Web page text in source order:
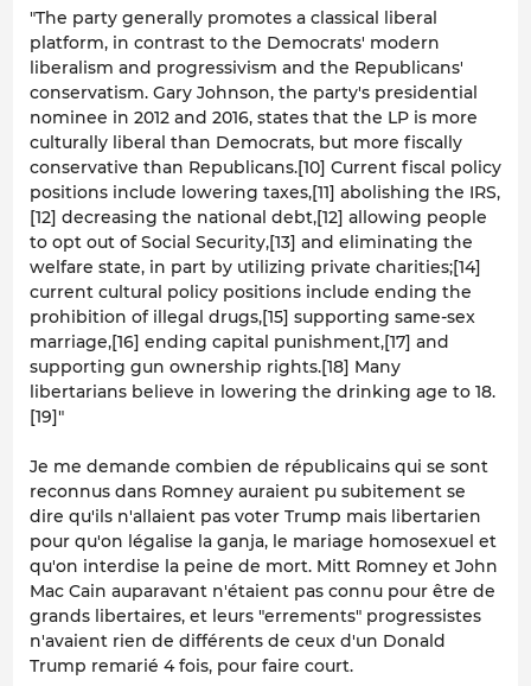
"The party generally promotes a classical liberal
platform, in contrast to the Democrats' modern
liberalism and progressivism and the Republicans'
conservatism. Gary Johnson, the party's presidential
nominee in 2012 and 2016, states that the LP is more
culturally liberal than Democrats, but more fiscally
conservative than Republicans.[10] Current fiscal policy
positions include lowering taxes,[11] abolishing the IRS,
[12] decreasing the national debt,[12] allowing people
to opt out of Social Security,[13] and eliminating the
welfare state, in part by utilizing private charities;[14]
current cultural policy positions include ending the
prohibition of illegal drugs,[15] supporting same-sex
marriage,[16] ending capital punishment,[17] and
supporting gun ownership rights.[18] Many
libertarians believe in lowering the drinking age to 18.
[19]"
Je me demande combien de républicains qui se sont
reconnus dans Romney auraient pu subitement se
dire qu'ils n'allaient pas voter Trump mais libertarien
pour qu'on légalise la ganja, le mariage homosexuel et
qu'on interdise la peine de mort. Mitt Romney et John
Mac Cain auparavant n'étaient pas connu pour être de
grands libertaires, et leurs "errements" progressistes
n'avaient rien de différents de ceux d'un Donald
Trump remarié 4 fois, pour faire court.